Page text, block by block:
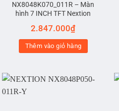
NX8048K070_011R – Màn
hình 7 INCH TFT Nextion
2.847.000₫
Thêm vào giỏ hàng